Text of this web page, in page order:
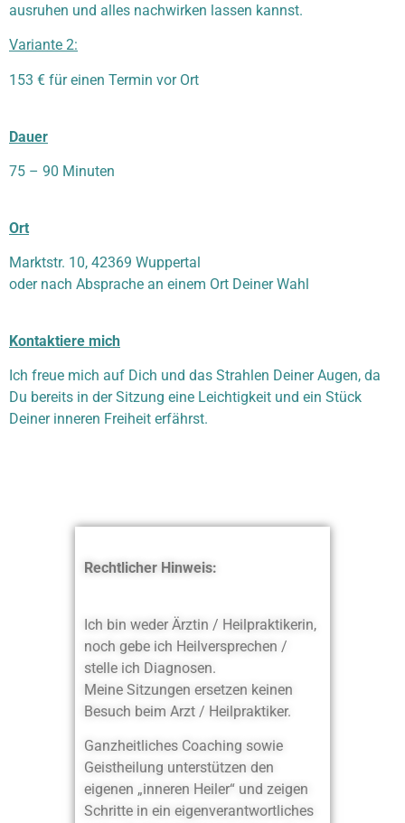
ausruhen und alles nachwirken lassen kannst.
Variante 2:
153 € für einen Termin vor Ort
Dauer
75 – 90 Minuten
Ort
Marktstr. 10, 42369 Wuppertal
oder nach Absprache an einem Ort Deiner Wahl
Kontaktiere mich
Ich freue mich auf Dich und das Strahlen Deiner Augen, da
Du bereits in der Sitzung eine Leichtigkeit und ein Stück
Deiner inneren Freiheit erfährst.
Rechtlicher Hinweis:
Ich bin weder Ärztin / Heilpraktikerin,
noch gebe ich Heilversprechen /
stelle ich Diagnosen.
Meine Sitzungen ersetzen keinen
Besuch beim Arzt / Heilpraktiker.
Ganzheitliches Coaching sowie
Geistheilung unterstützen den
eigenen „inneren Heiler“ und zeigen
Schritte in ein eigenverantwortliches